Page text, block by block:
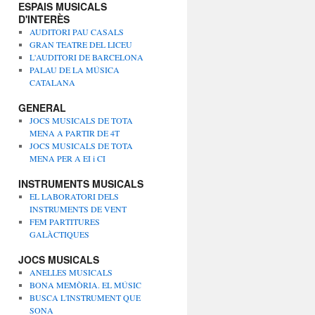
ESPAIS MUSICALS
D'INTERÈS
AUDITORI PAU CASALS
GRAN TEATRE DEL LICEU
L'AUDITORI DE BARCELONA
PALAU DE LA MÚSICA
CATALANA
GENERAL
JOCS MUSICALS DE TOTA
MENA A PARTIR DE 4T
JOCS MUSICALS DE TOTA
MENA PER A EI i CI
INSTRUMENTS MUSICALS
EL LABORATORI DELS
INSTRUMENTS DE VENT
FEM PARTITURES
GALÀCTIQUES
JOCS MUSICALS
ANELLES MUSICALS
BONA MEMÒRIA. EL MÚSIC
BUSCA L'INSTRUMENT QUE
SONA